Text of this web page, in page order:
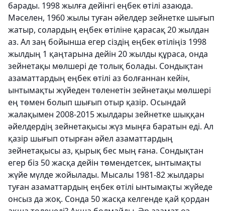
барады. 1998 жылға дейінгі еңбек өтілі азаюда.
Мәселен, 1960 жылы туған әйелдер зейнетке шығып
жатыр, солардың еңбек өтіліне қарасақ 20 жылдан
аз. Ал заң бойынша егер сіздің еңбек өтіліңіз 1998
жылдың 1 қаңтарына дейін 20 жылды құраса, онда
зейнетақы мөлшері де толық болады. Сондықтан
азаматтардың еңбек өтілі аз болғаннан кейін,
ынтымақты жүйеден төленетін зейнетақы мөлшері
ең төмен болып шығып отыр қазір. Осындай
жалақымен 2008-2015 жылдары зейнетке шыққан
әйелдердің зейнетақысы жүз мыңға баратын еді. Ал
қазір шығып отырған әйел азаматтардың
зейнетақысы аз, қырық бес мың ғана. Сондықтан
егер біз 50 жасқа дейін төмендетсек, ынтымақты
жүйе мүлде жойылады. Мысалы 1981-82 жылдары
туған азаматтардың еңбек өтілі ынтымақты жүйеде
онсыз да жоқ. Сонда 50 жасқа келгенде қай қордан